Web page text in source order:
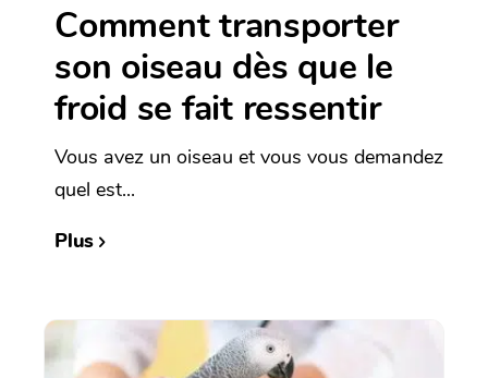
Comment transporter
son oiseau dès que le
froid se fait ressentir
Vous avez un oiseau et vous vous demandez
quel est...
Plus